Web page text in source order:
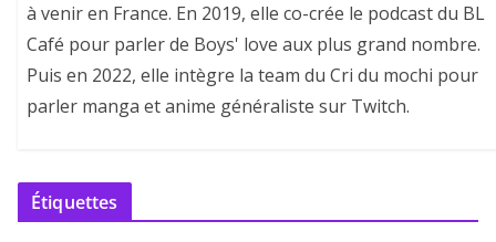
à venir en France. En 2019, elle co-crée le podcast du BL
Café pour parler de Boys' love aux plus grand nombre.
Puis en 2022, elle intègre la team du Cri du mochi pour
parler manga et anime généraliste sur Twitch.
Étiquettes